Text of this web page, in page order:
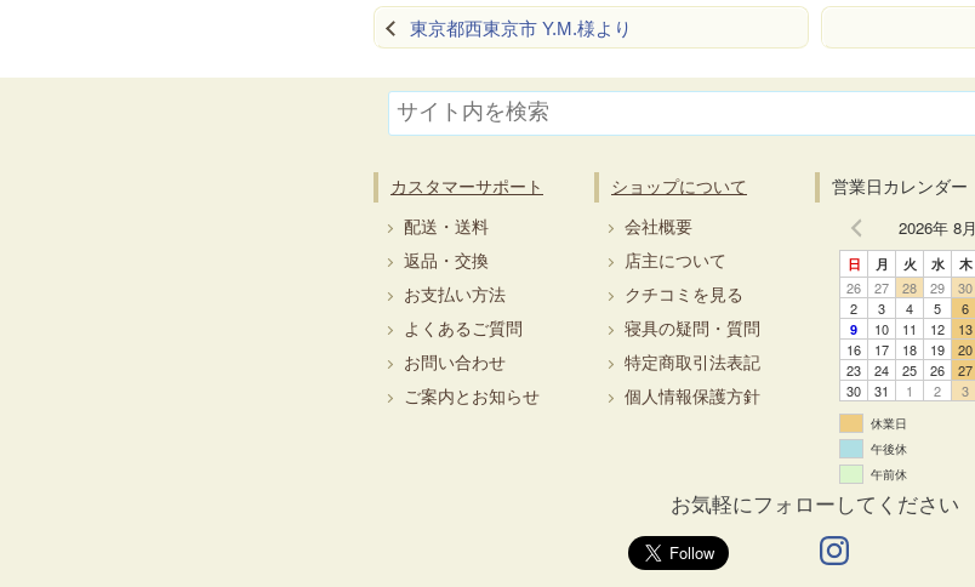
東京都西東京市 Y.M.様より
カスタマーサポート
配送・送料
返品・交換
お支払い方法
よくあるご質問
お問い合わせ
ご案内とお知らせ
ショップについて
会社概要
店主について
クチコミを見る
寝具の疑問・質問
特定商取引法表記
個人情報保護方針
営業日カレンダー
2026年 8月
日 月 火 水 木
26 27 28 29 30
2
3 4 5 6
9 10 11 12 13
16
17 18 19 20
23
24 25 26 27
30
31 1 2 3
休業日
午後休
午前休
お気軽にフォローしてください